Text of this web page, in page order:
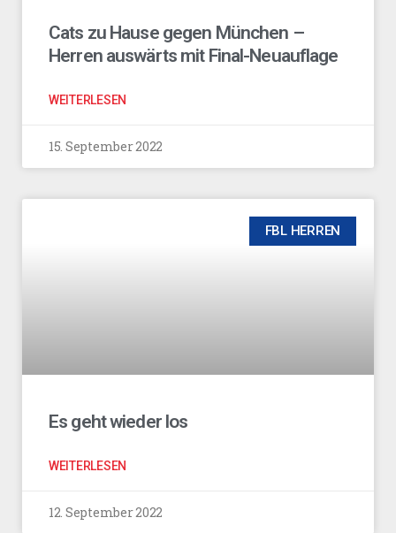
Cats zu Hause gegen München –
Herren auswärts mit Final-Neuauflage
WEITERLESEN
15. September 2022
FBL HERREN
Es geht wieder los
WEITERLESEN
12. September 2022